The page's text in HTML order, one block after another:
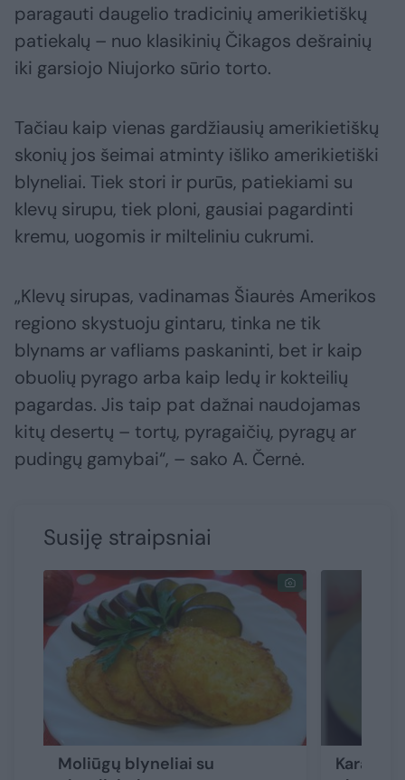
paragauti daugelio tradicinių amerikietiškų
patiekalų – nuo klasikinių Čikagos dešrainių
iki garsiojo Niujorko sūrio torto.
Tačiau kaip vienas gardžiausių amerikietiškų
skonių jos šeimai atminty išliko amerikietiški
blyneliai. Tiek stori ir purūs, patiekiami su
klevų sirupu, tiek ploni, gausiai pagardinti
kremu, uogomis ir milteliniu cukrumi.
„Klevų sirupas, vadinamas Šiaurės Amerikos
regiono skystuoju gintaru, tinka ne tik
blynams ar vafliams paskaninti, bet ir kaip
obuolių pyrago arba kaip ledų ir kokteilių
pagardas. Jis taip pat dažnai naudojamas
kitų desertų – tortų, pyragaičių, pyragų ar
pudingų gamybai“, – sako A. Černė.
Susiję straipsniai
Moliūgų blyneliai su